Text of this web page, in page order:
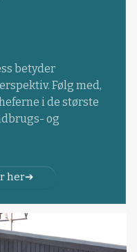
betyder
Følg med,
i de største
og
her